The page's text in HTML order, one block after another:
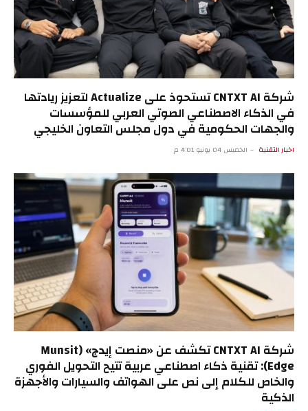
شركة CNTXT AI تستحوذ على Actualize لتعزيز ريادتها
في الذكاء الاصطناعي الصوتي العربي للمؤسسات
والجهات الحكومية في دول مجلس التعاون الخليجي
اخبار التقنية الخميس 04 يونيو 4:01 م
شركة CNTXT AI تكشف عن «منصت إيدج» (Munsit
Edge): تقنية ذكاء اصطناعي عربية تتيح التحويل الفوري
والخاص للكلام إلى نص على الهواتف والسيارات والأجهزة
الذكية